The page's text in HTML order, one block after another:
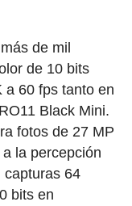
de mil
de 10 bits
a 60 fps tanto en
Black Mini.
fotos de 27 MP
la percepción
capturas 64
bits en